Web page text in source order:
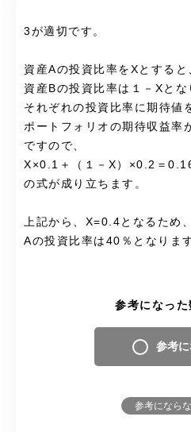
3が適切です。
資産Aの投資比率をXとすると
資産Bの投資比率は１－Xとな
それぞれの投資比率に期待値
ポートフォリオの期待収益率
ですので、
X×0.1＋（１－X）×0.2＝
の式が成り立ちます。
上記から、X=0.4となるため、
Aの投資比率は40％となります
参考になった
参考
参考になら